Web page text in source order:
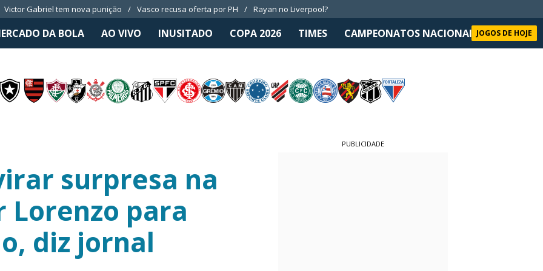
Victor Gabriel tem nova punição Vasco recusa oferta por PH Rayan no Liverpool?
DA BOLA AO VIVO INUSITADO COPA 2026 TIMES CAMPEONATOS NACIONAIS SELEÇÃO
JOGOS DE HOJE
surpresa na
Lorenzo para
diz jornal
PUBLICIDADE